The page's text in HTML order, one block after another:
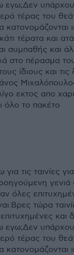
εγω;Δεν
τέρας του
κατονομάζονται
τέρατα και
συμπαθής και
στο πέρασμα
ίδιους και τις
εκτος απο
όλο το πακέτο
τις ταινίες
γενιά
όλες
τώρα
και
εγω;Δεν
τέρας του
κατονομάζονται